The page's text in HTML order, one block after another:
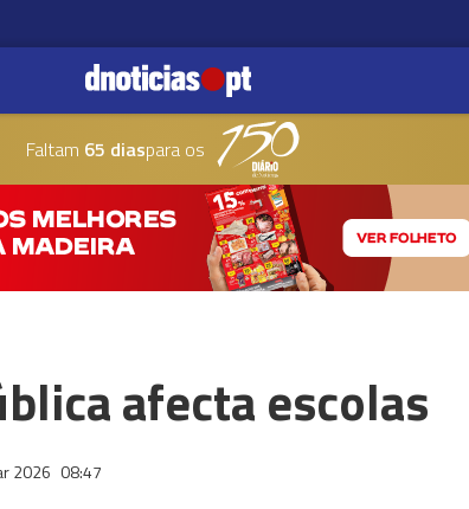
Faltam 65 diaspara os
afecta escolas
2026 08:47